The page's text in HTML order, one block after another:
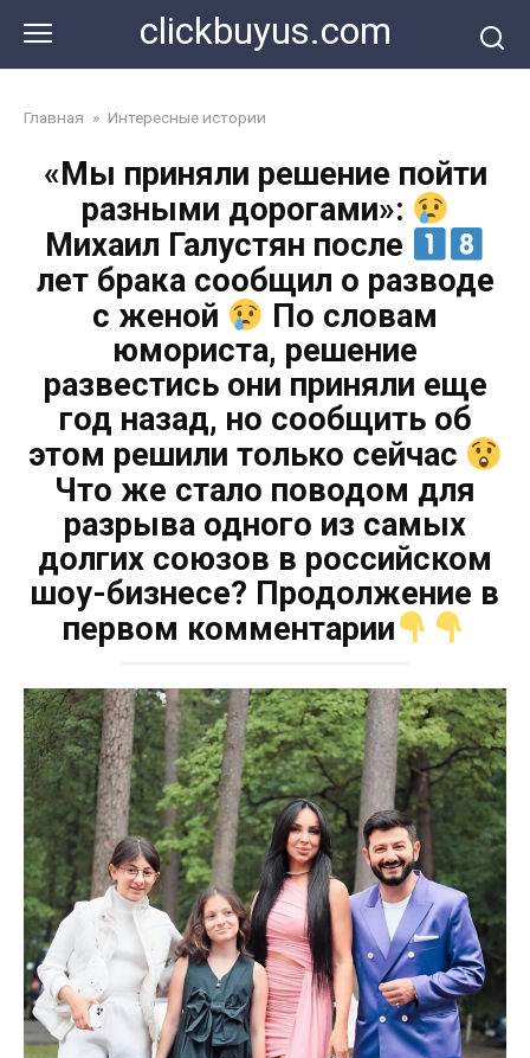
контенту
clickbuyus.com
Главная » Интересные истории
«Мы приняли решение пойти
разными дорогами»:
Михаил Галустян после
лет брака сообщил о разводе
с женой
По словам
юмориста, решение
развестись они приняли еще
год назад, но сообщить об
этом решили только сейчас
Что же стало поводом для
разрыва одного из самых
долгих союзов в российском
шоу-бизнесе? Продолжение в
первом комментарии